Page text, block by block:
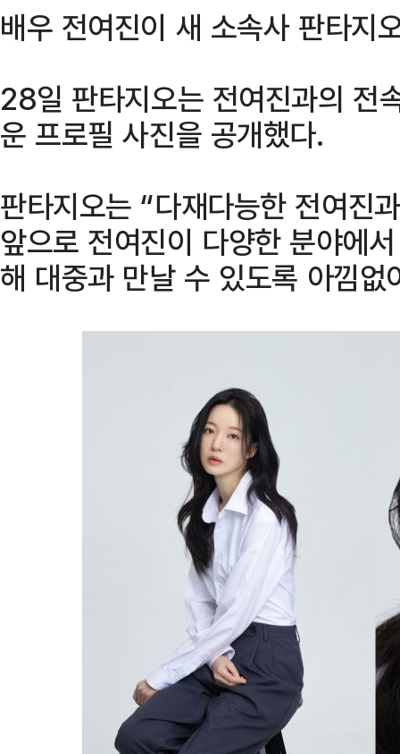
배우 전여진이 새 소속사 판타지
28일 판타지오는 전여진과의 전
운 프로필 사진을 공개했다.
판타지오는 “다재다능한 전여진
앞으로 전여진이 다양한 분야에
해 대중과 만날 수 있도록 아낌없